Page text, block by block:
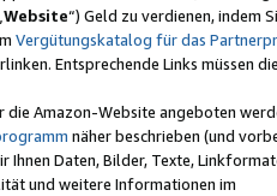
Website“) Geld zu verdienen, indem
Vergütungskatalog für das
Entsprechende Links müssen
die Amazon-Website angeboten
näher beschrieben (und
Daten, Bilder, Texte,
und weitere Informationen im